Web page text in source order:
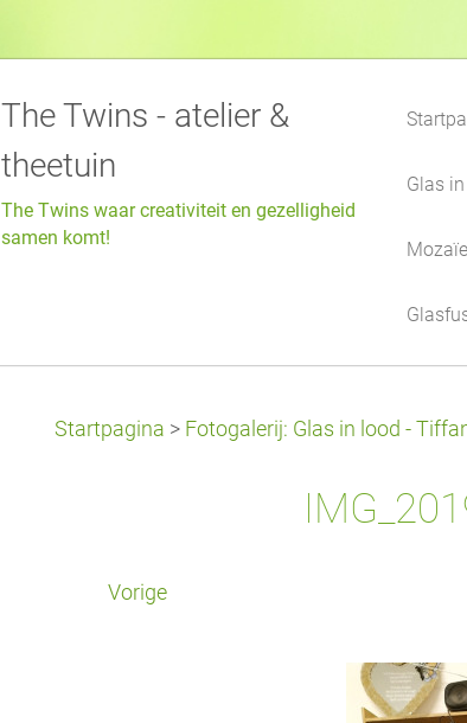
The Twins - atelier &
theetuin
The Twins waar creativiteit en gezelligheid
samen komt!
Glas
Startpagina > Fotogalerij: Glas in lood -
Vorige